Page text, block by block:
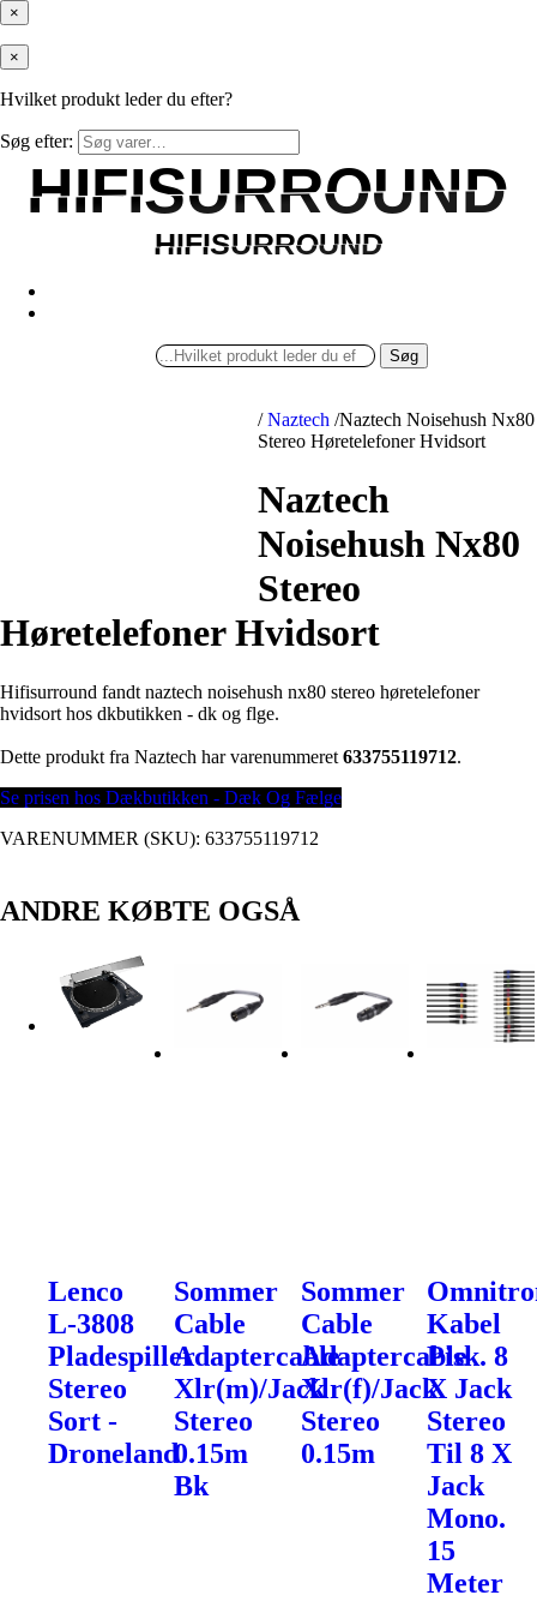
×
×
Hvilket produkt leder du efter?
Søg efter:
HIFISURROUND
HIFISURROUND
HIFISURROUND
HIFISURROUND
Søg
/ Naztech /Naztech Noisehush Nx80
Stereo Høretelefoner Hvidsort
Naztech
Noisehush Nx80
Stereo
Høretelefoner Hvidsort
Hifisurround fandt naztech noisehush nx80 stereo høretelefoner
hvidsort hos dkbutikken - dk og flge.
Dette produkt fra Naztech har varenummeret 633755119712.
Se prisen hos Dækbutikken - Dæk Og Fælge
VARENUMMER (SKU): 633755119712
ANDRE KØBTE OGSÅ
Lenco
L-3808
Pladespiller
Stereo
Sort -
Droneland
Sommer
Cable
Adaptercable
Xlr(m)/Jack
Stereo
0.15m
Bk
Sommer
Cable
Adaptercable
Xlr(f)/Jack
Stereo
0.15m
Kabel
Pisk. 8
X Jack
Stereo
Til 8 X
Jack
Mono.
15
Meter